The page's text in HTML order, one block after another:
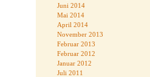
Juni 2014
Mai 2014
April 2014
November 2013
Februar 2013
Februar 2012
Januar 2012
Juli 2011